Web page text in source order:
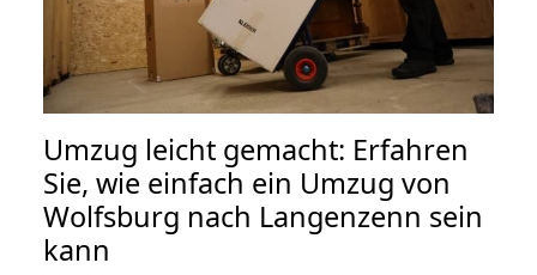
Umzug leicht gemacht: Erfahren
Sie, wie einfach ein Umzug von
Wolfsburg nach Langenzenn sein
kann